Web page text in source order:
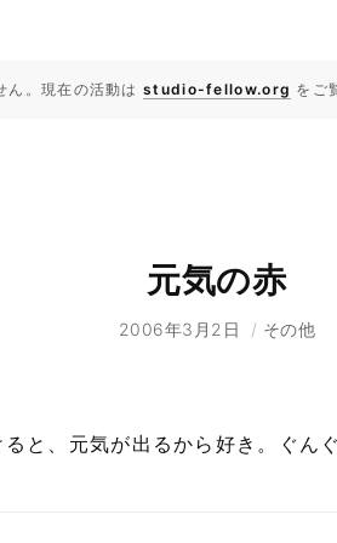
ん。現在の活動は studio-fellow.org をご
元気の赤
2006年3月2日 / その他
と、元気が出るから好き。ぐん